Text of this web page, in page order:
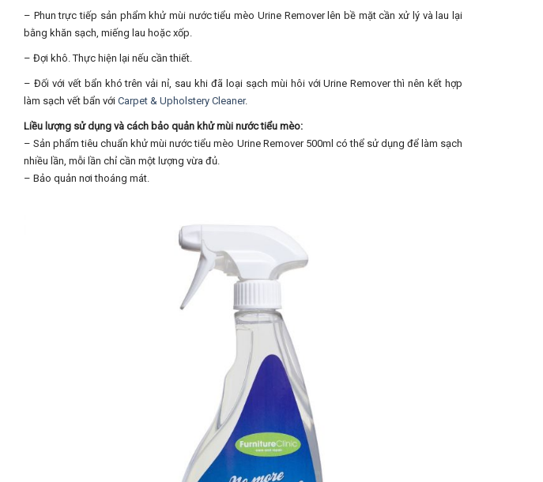
– Phun trực tiếp sản phẩm khử mùi nước tiểu mèo Urine Remover lên bề mặt cần xử lý và lau lại
bằng khăn sạch, miếng lau hoặc xốp.
– Đợi khô. Thực hiện lại nếu cần thiết.
– Đối với vết bẩn khó trên vải nỉ, sau khi đã loại sạch mùi hôi với Urine Remover thì nên kết hợp
làm sạch vết bẩn với Carpet & Upholstery Cleaner.
Liều lượng sử dụng và cách bảo quản khử mùi nước tiểu mèo:
– Sản phẩm tiêu chuẩn khử mùi nước tiểu mèo Urine Remover 500ml có thể sử dụng để làm sạch
nhiều lần, mỗi lần chỉ cần một lượng vừa đủ.
– Bảo quản nơi thoáng mát.